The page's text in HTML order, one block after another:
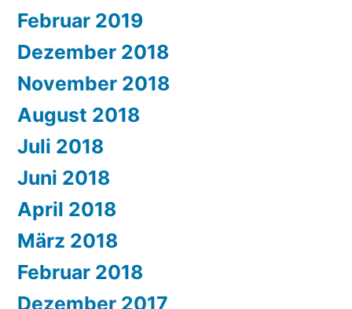
Februar 2019
Dezember 2018
November 2018
August 2018
Juli 2018
Juni 2018
April 2018
März 2018
Februar 2018
Dezember 2017